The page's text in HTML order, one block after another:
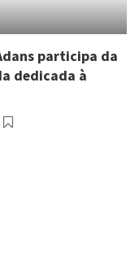
participa da
dedicada à